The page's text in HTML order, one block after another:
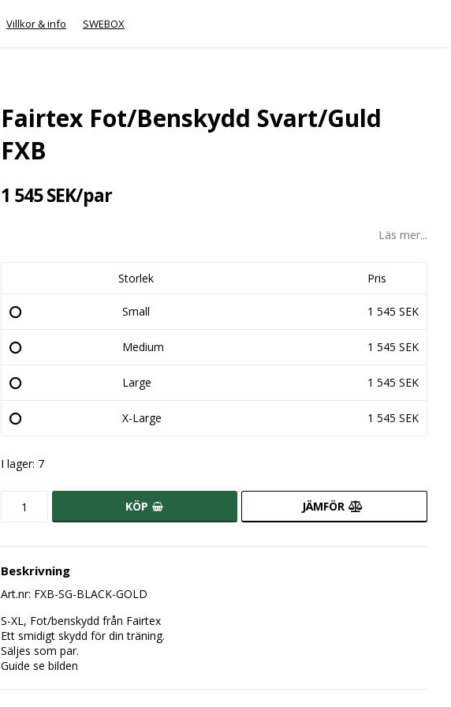
Villkor & info SWEBOX
Fairtex Fot/Benskydd Svart/Guld
FXB
1 545 SEK/par
Läs mer...
Storlek Pris
Small 1 545 SEK
Medium 1 545 SEK
Large 1 545 SEK
X-Large 1 545 SEK
I lager: 7
KÖP JÄMFÖR
Beskrivning
Art.nr: FXB-SG-BLACK-GOLD
S-XL, Fot/benskydd från Fairtex
Ett smidigt skydd för din träning.
Säljes som par.
Guide se bilden